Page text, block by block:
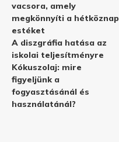
vacsora, amely
megkönnyíti a hétköznap
estéket
A diszgráfia hatása az
iskolai teljesítményre
Kókuszolaj: mire
figyeljünk a
fogyasztásánál és
használatánál?